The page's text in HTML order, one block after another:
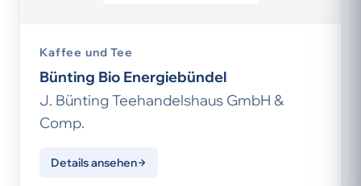
Kaffee und Tee
Bünting Bio Energiebündel
J. Bünting Teehandelshaus GmbH &
Comp.
Details ansehen